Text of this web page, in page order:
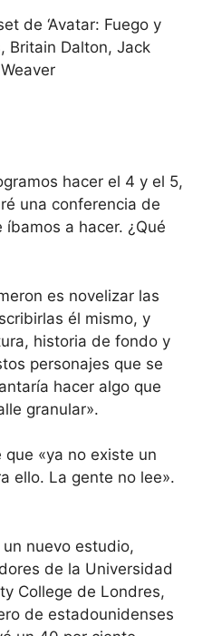
de ‘Avatar: Fuego y
Britain Dalton, Jack
hacer el 4 y el 5,
una conferencia de
a hacer. ¿Qué
es novelizar las
él mismo, y
historia de fondo y
personajes que se
hacer algo que
granular».
«ya no existe un
ello. La gente no lee».
nuevo estudio,
de la Universidad
College de Londres,
de estadounidenses